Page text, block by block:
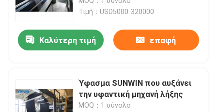
Τιμή：USD5000-320000
Καλύτερη τιμή επαφή
Ύφασμα SUNWIN που αυξάνει
την υφαντική μηχανή λήξης
MOQ：1 σύνολο